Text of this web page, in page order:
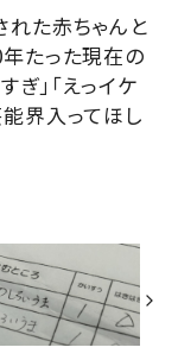
た赤ちゃんと
たった現在の
」「えっイケ
界入ってほし